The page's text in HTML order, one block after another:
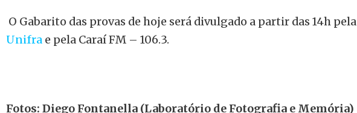
O Gabarito das provas de hoje será divulgado a partir das 14h pela
Unifra e pela Caraí FM – 106.3.
Fotos: Diego Fontanella (Laboratório de Fotografia e Memória)